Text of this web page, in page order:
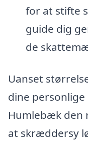
for at stifte
guide dig
de
Uanset
dine
Humlebæk den
at skræddersy